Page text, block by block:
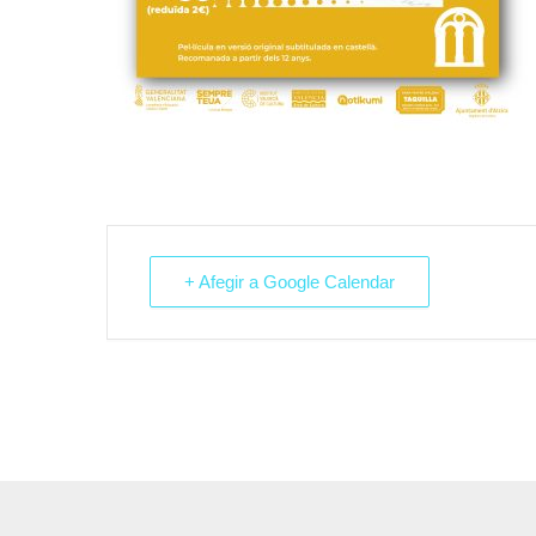
+ Afegir a Google Calendar